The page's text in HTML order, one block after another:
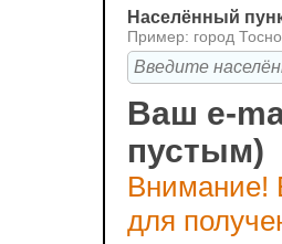
Населённый
Пример: город
Ваш e-
пустым)
Внимание!
для